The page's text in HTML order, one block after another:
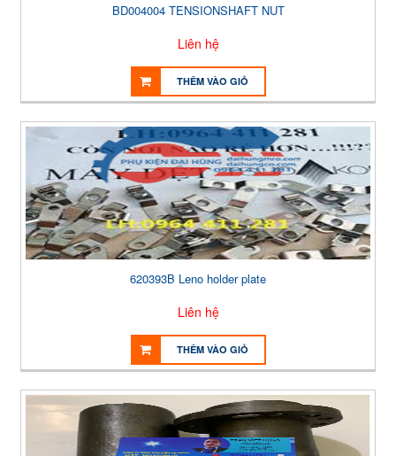
BD004004 TENSIONSHAFT NUT
Liên hệ
THÊM VÀO GIỎ
620393B Leno holder plate
Liên hệ
THÊM VÀO GIỎ